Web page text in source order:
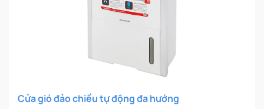
Cửa gió đảo chiều tự động đa hướng